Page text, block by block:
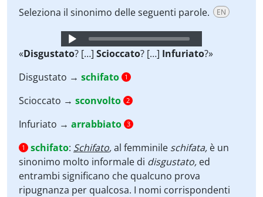
Seleziona il sinonimo delle seguenti parole. EN
Audio
Player
«Disgustato? […] Scioccato? […] Infuriato?»
Disgustato → schifato 1
Scioccato → sconvolto 2
Infuriato → arrabbiato 3
1 schifato: Schifato,al femminile schifata, è un
sinonimo molto informale di disgustato, ed
entrambi significano che qualcuno prova
ripugnanza per qualcosa. I nomi corrispondenti